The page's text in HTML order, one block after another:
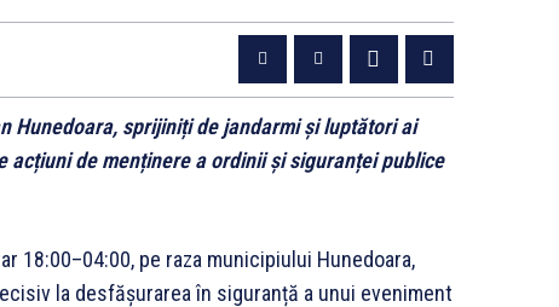
Hunedoara, sprijiniți de jandarmi și luptători ai
de menținere a ordinii și siguranței publice
18:00–04:00, pe raza municipiului Hunedoara,
la desfășurarea în siguranță a unui eveniment